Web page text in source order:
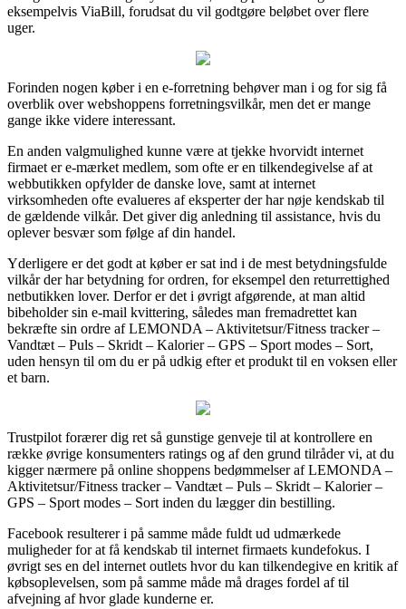
eksempelvis ViaBill, forudsat du vil godtgøre beløbet over flere
uger.
Forinden nogen køber i en e-forretning behøver man i og for sig få
overblik over webshoppens forretningsvilkår, men det er mange
gange ikke videre interessant.
En anden valgmulighed kunne være at tjekke hvorvidt internet
firmaet er e-mærket medlem, som ofte er en tilkendegivelse af at
webbutikken opfylder de danske love, samt at internet
virksomheden ofte evalueres af eksperter der har nøje kendskab til
de gældende vilkår. Det giver dig anledning til assistance, hvis du
oplever besvær som følge af din handel.
Yderligere er det godt at køber er sat ind i de mest betydningsfulde
vilkår der har betydning for ordren, for eksempel den returrettighed
netbutikken lover. Derfor er det i øvrigt afgørende, at man altid
bibeholder sin e-mail kvittering, således man fremadrettet kan
bekræfte sin ordre af LEMONDA – Aktivitetsur/Fitness tracker –
Vandtæt – Puls – Skridt – Kalorier – GPS – Sport modes – Sort,
uden hensyn til om du er på udkig efter et produkt til en voksen eller
et barn.
Trustpilot forærer dig ret så gunstige genveje til at kontrollere en
række øvrige konsumenters ratings og af den grund tilråder vi, at du
kigger nærmere på online shoppens bedømmelser af LEMONDA –
Aktivitetsur/Fitness tracker – Vandtæt – Puls – Skridt – Kalorier –
GPS – Sport modes – Sort inden du lægger din bestilling.
Facebook resulterer i på samme måde fuldt ud udmærkede
muligheder for at få kendskab til internet firmaets kundefokus. I
øvrigt ses en del internet outlets hvor du kan tilkendegive en kritik af
købsoplevelsen, som på samme måde må drages fordel af til
afvejning af hvor glade kunderne er.